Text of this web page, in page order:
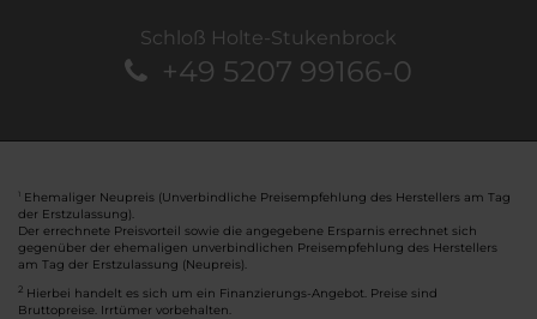
Schloß Holte-Stukenbrock
+49 5207 99166-0
Ehemaliger Neupreis (Unverbindliche Preisempfehlung des Herstellers am Tag
der Erstzulassung).
Der errechnete Preisvorteil sowie die angegebene Ersparnis errechnet sich
gegenüber der ehemaligen unverbindlichen Preisempfehlung des Herstellers
am Tag der Erstzulassung (Neupreis).
2 Hierbei handelt es sich um ein Finanzierungs-Angebot. Preise sind
Bruttopreise. Irrtümer vorbehalten.